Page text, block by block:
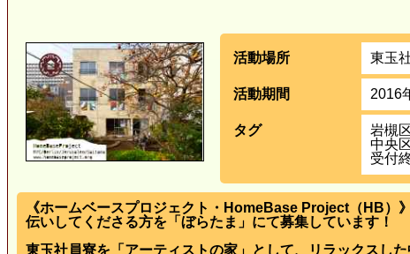
活動場所 東玉
活動期間 2016
タグ 岩槻
中央
受付
《ホームベースプロジェクト・HomeBase Project（HB）
伝いしてくださる方を「ぼらたま」にて募集しています！
東玉社員寮を「アーティストの家」として、リラックスし